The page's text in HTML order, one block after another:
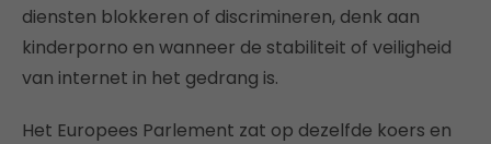
diensten blokkeren of discrimineren, denk aan
kinderporno en wanneer de stabiliteit of veiligheid
van internet in het gedrang is.
Het Europees Parlement zat op dezelfde koers en